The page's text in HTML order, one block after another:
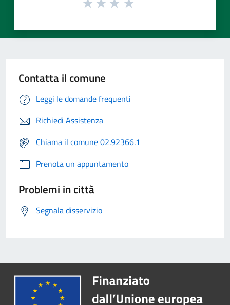
Contatta il comune
Leggi le domande frequenti
Richiedi Assistenza
Chiama il comune 02.92366.1
Prenota un appuntamento
Problemi in città
Segnala disservizio